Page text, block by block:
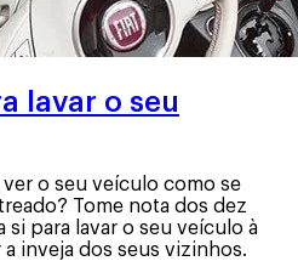
lavar o seu
o seu veículo como se
Tome nota dos dez
para lavar o seu veículo à
inveja dos seus vizinhos.